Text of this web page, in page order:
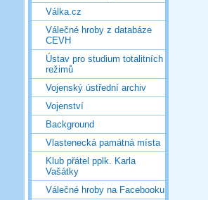
Válka.cz
Válečné hroby z databáze
CEVH
Ústav pro studium totalitních
režimů
Vojenský ústřední archiv
Vojenství
Background
Vlastenecká památná místa
Klub přátel pplk. Karla
Vašátky
Válečné hroby na Facebooku